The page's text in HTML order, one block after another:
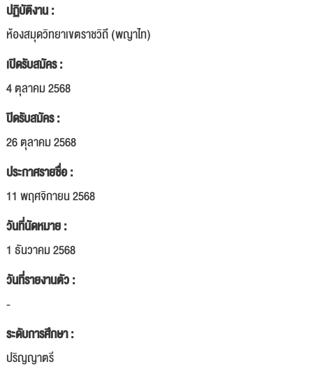
ปฏิบัติงาน :
ห้องสมุดวิทยาเขตราชวิถี (พญาไท)
เปิดรับสมัคร :
4 ตุลาคม 2568
ปิดรับสมัคร :
26 ตุลาคม 2568
ประกาศรายชื่อ :
11 พฤศจิกายน 2568
วันที่นัดหมาย :
1 ธันวาคม 2568
วันที่รายงานตัว :
-
ระดับการศึกษา :
ปริญญาตรี